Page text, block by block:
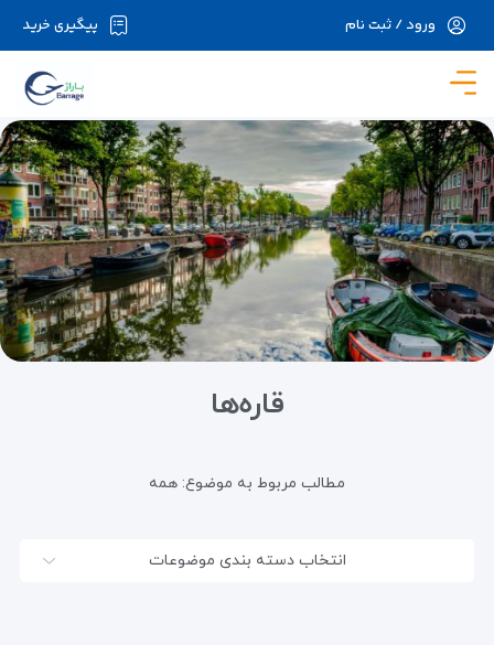
در حال حاضر ارتباط با سرور قطع می باشد لطفا
پیگیری خرید ورود / ثبت نام
قاره‌ها
مطالب مربوط به موضوع: همه
انتخاب دسته بندی موضوعات